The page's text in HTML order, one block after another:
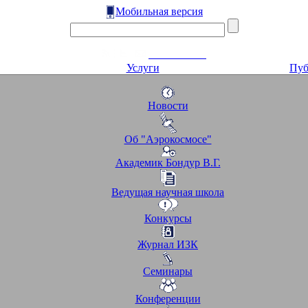
Мобильная версия
Услуги
Новости
Об "Аэрокосмосе"
Академик Бондур В.Г.
Ведущая научная школа
Конкурсы
Журнал ИЗК
Семинары
Конференции